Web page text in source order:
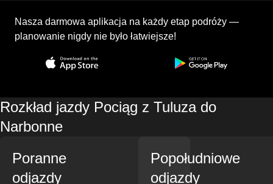
Nasza darmowa aplikacja na każdy etap podróży —
planowanie nigdy nie było łatwiejsze!
Rozkład jazdy Pociąg z Tuluza do
Narbonne
Poranne
odjazdy
Popołudniowe
odjazdy